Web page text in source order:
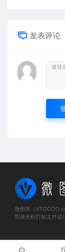
发表评论
微图库（
型激光机打标文件设
© 2023 微图库 -